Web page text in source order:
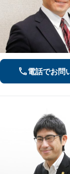
電話でお問